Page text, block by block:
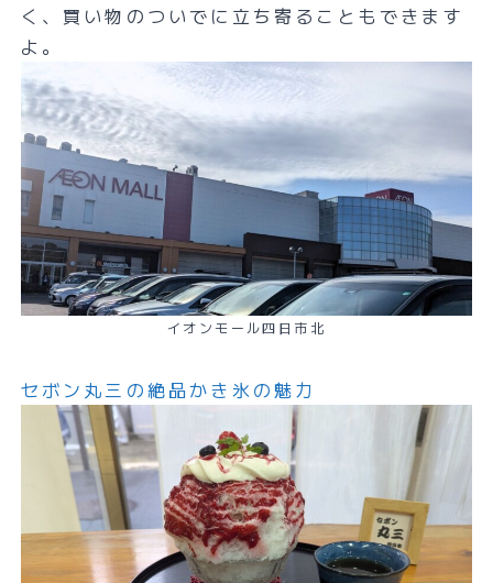
く、買い物のついでに立ち寄ることもできます
よ。
イオンモール四日市北
セボン丸三の絶品かき氷の魅力